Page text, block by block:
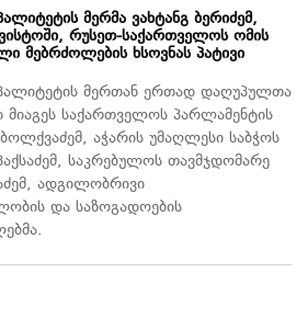
მერმა ვახტანგ ბერიძემ,
რუსეთ-საქართველოს ომის
მებრძოლების ხსოვნას პატივი
მერთან ერთად დაღუპულთა
მიაგეს საქართველოს პარლამენტის
აჭარის უმაღლესი საბჭოს
საკრებულოს თავმჯდომარე
ადგილობრივი
და საზოგადოების